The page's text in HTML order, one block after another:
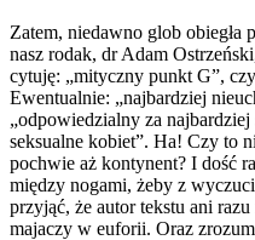
Zatem, niedawno glob obiegła
nasz rodak, dr Adam
cytuję: „mityczny punkt G”,
Ewentualnie: „najbardziej
„odpowiedzialny za
seksualne kobiet”. Ha! Czy to
pochwie aż kontynent? I dość
między nogami, żeby z
przyjąć, że autor tekstu ani
majaczy w euforii. Oraz